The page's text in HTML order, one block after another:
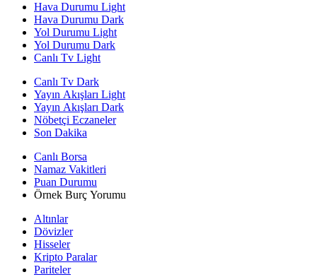
Hava Durumu Light
Hava Durumu Dark
Yol Durumu Light
Yol Durumu Dark
Canlı Tv Light
Canlı Tv Dark
Yayın Akışları Light
Yayın Akışları Dark
Nöbetçi Eczaneler
Son Dakika
Canlı Borsa
Namaz Vakitleri
Puan Durumu
Örnek Burç Yorumu
Altınlar
Dövizler
Hisseler
Kripto Paralar
Pariteler